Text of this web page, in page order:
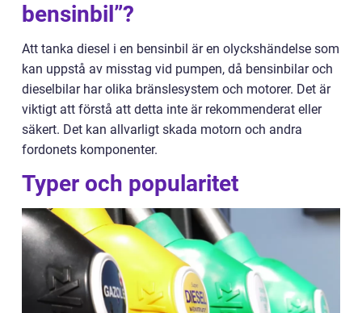
bensinbil”?
Att tanka diesel i en bensinbil är en olyckshändelse som
kan uppstå av misstag vid pumpen, då bensinbilar och
dieselbilar har olika bränslesystem och motorer. Det är
viktigt att förstå att detta inte är rekommenderat eller
säkert. Det kan allvarligt skada motorn och andra
fordonets komponenter.
Typer och popularitet